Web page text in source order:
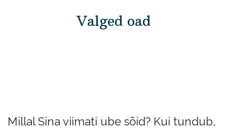
Valged oad
Millal Sina viimati ube sõid? Kui tundub,